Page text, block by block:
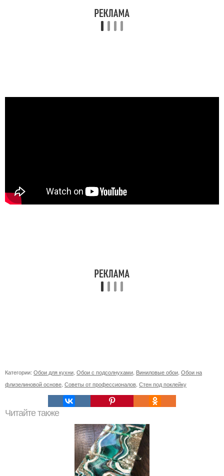
Категории: Обои для кухни Обои с подсолнухами Виниловые обои Обои на
флизелиновой основе Советы от профессионалов Стен под поклейку
Читайте также